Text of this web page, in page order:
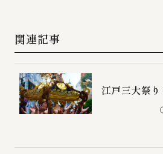
関連記事
江戸三大祭